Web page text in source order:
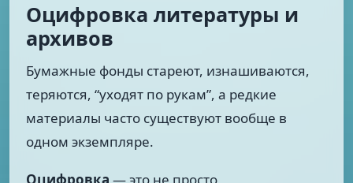
Оцифровка литературы и
архивов
Бумажные фонды стареют, изнашиваются,
теряются, “уходят по рукам”, а редкие
материалы часто существуют вообще в
одном экземпляре.